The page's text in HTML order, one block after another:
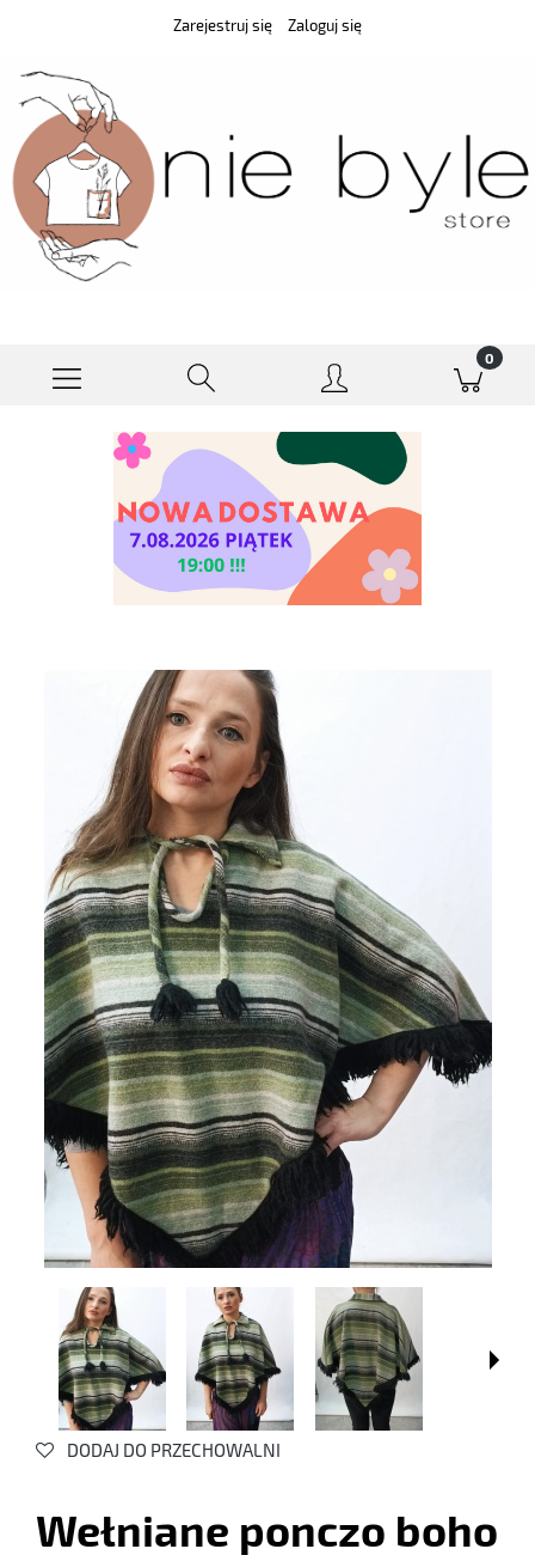
Zarejestruj się Zaloguj się
DODAJ DO PRZECHOWALNI
Wełniane ponczo boho